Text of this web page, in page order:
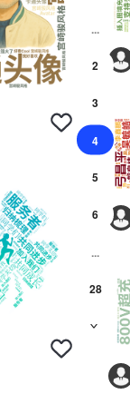
...
2
3
4
5
6
...
28
>